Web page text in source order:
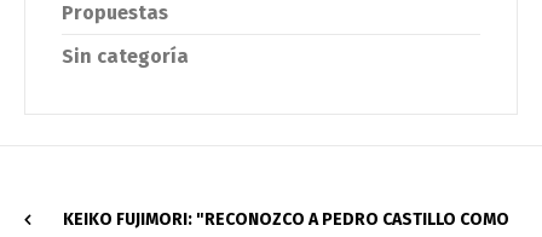
Propuestas
Sin categoría
KEIKO FUJIMORI: "RECONOZCO A PEDRO CASTILLO COMO